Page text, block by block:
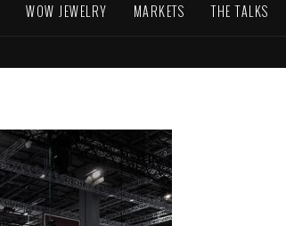
WOW JEWELRY MARKETS THE TALKS